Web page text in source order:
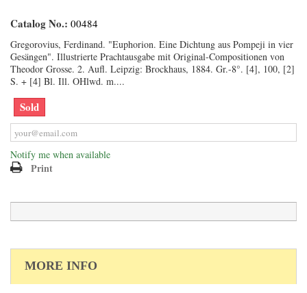
Catalog No.: 00484
Gregorovius, Ferdinand. "Euphorion. Eine Dichtung aus Pompeji in vier
Gesängen". Illustrierte Prachtausgabe mit Original-Compositionen von
Theodor Grosse. 2. Aufl. Leipzig: Brockhaus, 1884. Gr.-8°. [4], 100, [2]
S. + [4] Bl. Ill. OHlwd. m....
Sold
Notify me when available
Print
MORE INFO